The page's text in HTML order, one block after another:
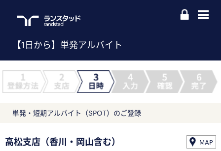
【1日から】単発アルバイト
単発・短期アルバイト（SPOT）のご登録
高松支店（香川・岡山含む） MAP